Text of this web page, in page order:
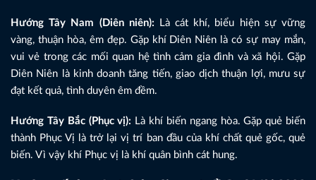
Hướng Tây Nam (Diên niên): Là cát khí, biểu hiện sự vững
vàng, thuận hòa, êm đẹp. Gặp khí Diên Niên là có sự may mắn,
vui vẻ trong các mối quan hệ tình cảm gia đình và xã hội. Gặp
Diên Niên là kinh doanh tăng tiến, giao dịch thuận lợi, mưu sự
đạt kết quả, tình duyên êm đềm.
Hướng Tây Bắc (Phục vị): Là khí biến ngang hòa. Gặp quẻ biến
thành Phục Vị là trở lại vị trí ban đầu của khí chất quẻ gốc, quẻ
biến. Vì vậy khí Phục vị là khí quân bình cát hung.